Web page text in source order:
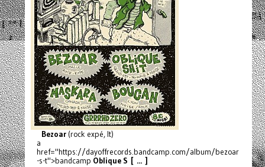
Bezoar(rock expé, It)
a
href="https://dayoffrecords.bandcamp.com/album/bezoar
-s-t">bandcamp Oblique S [ ... ]